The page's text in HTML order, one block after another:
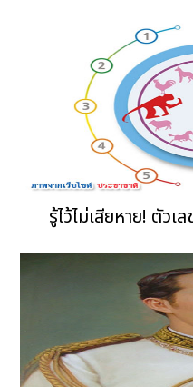
รู้ไว้ไม่เสียหาย! ตัวเ